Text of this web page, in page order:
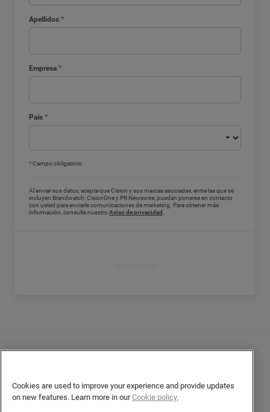
Apellidos *
Empresa *
País *
*Campo obligatorio
Al enviar sus datos, acepta que Cision y sus marcas asociadas, entre las que se
incluyen Brandwatch, CisionOne y PR Newswire, puedan ponerse en contacto
con usted para enviarle comunicaciones de marketing. Para obtener más
información, consulte nuestro Aviso de privacidad
Declaración de privacidad del cliente
Declaración de privacidad para los autores
Cookies are used to improve your experience and provide updates
on new features. Learn more in ourCookie policy.